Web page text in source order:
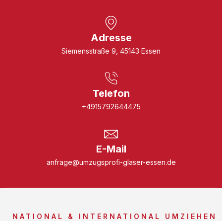
Adresse
Siemensstraße 9, 45143 Essen
Telefon
+4915792644475
E-Mail
anfrage@umzugsprofi-glaser-essen.de
NATIONAL & INTERNATIONAL UMZIEHEN